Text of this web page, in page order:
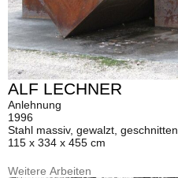
ALF LECHNER
Anlehnung
1996
Stahl massiv, gewalzt, geschnitten
115 x 334 x 455 cm
Weitere Arbeiten